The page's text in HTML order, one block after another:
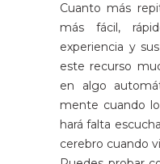
Cuanto más
más fácil,
experiencia y
este recurso
en algo
mente cuando
hará falta
cerebro cuando